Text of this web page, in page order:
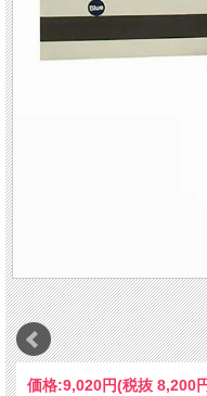
価格:9,020円(税抜 8,200